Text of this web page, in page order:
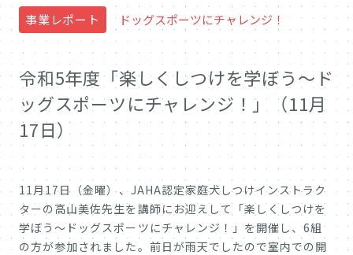
事業レポート ドッグスポーツにチャレンジ！
令和5年度「楽しくしつけを学ぼう～ド
ッグスポーツにチャレンジ！」（11月
17日）
11月17日（金曜）、JAHA認定家庭犬しつけインストラク
ターの高山美佐先生を講師にお迎えして「楽しくしつけを
学ぼう～ドッグスポーツにチャレンジ！」を開催し、6組
の方が参加されました。前日が雨天でしたので室内での開